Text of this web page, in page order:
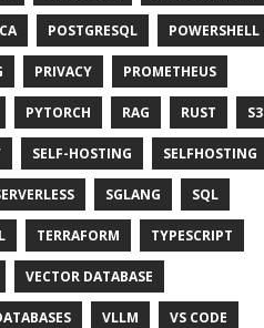
POSTGRESQL POWERSHELL
PRIVACY PROMETHEUS
PYTORCH RAG RUST S3
SELF-HOSTING SELFHOSTING
SGLANG SQL
TERRAFORM TYPESCRIPT
VECTOR DATABASE
VLLM VS CODE